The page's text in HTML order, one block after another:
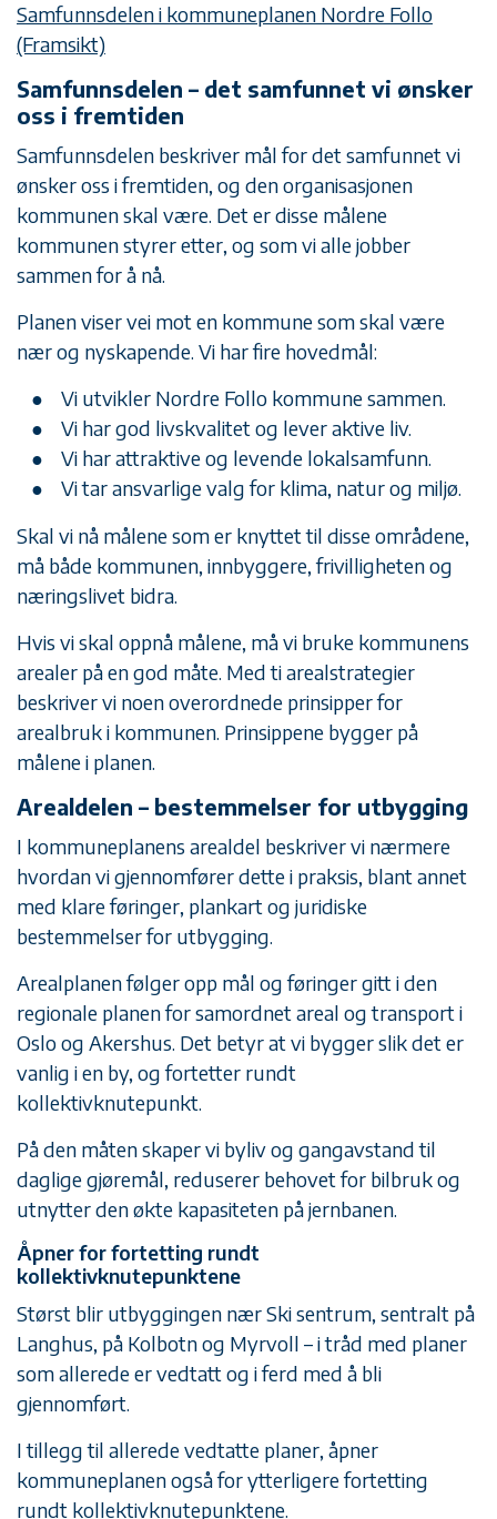
Samfunnsdelen i kommuneplanen Nordre Follo
(Framsikt)
Samfunnsdelen – det samfunnet vi ønsker
oss i fremtiden
Samfunnsdelen beskriver mål for det samfunnet vi
ønsker oss i fremtiden, og den organisasjonen
kommunen skal være. Det er disse målene
kommunen styrer etter, og som vi alle jobber
sammen for å nå.
Planen viser vei mot en kommune som skal være
nær og nyskapende. Vi har fire hovedmål:
Vi utvikler Nordre Follo kommune sammen.
Vi har god livskvalitet og lever aktive liv.
Vi har attraktive og levende lokalsamfunn.
Vi tar ansvarlige valg for klima, natur og miljø.
Skal vi nå målene som er knyttet til disse områdene,
må både kommunen, innbyggere, frivilligheten og
næringslivet bidra.
Hvis vi skal oppnå målene, må vi bruke kommunens
arealer på en god måte. Med ti arealstrategier
beskriver vi noen overordnede prinsipper for
arealbruk i kommunen. Prinsippene bygger på
målene i planen.
Arealdelen – bestemmelser for utbygging
I kommuneplanens arealdel beskriver vi nærmere
hvordan vi gjennomfører dette i praksis, blant annet
med klare føringer, plankart og juridiske
bestemmelser for utbygging.
Arealplanen følger opp mål og føringer gitt i den
regionale planen for samordnet areal og transport i
Oslo og Akershus. Det betyr at vi bygger slik det er
vanlig i en by, og fortetter rundt
kollektivknutepunkt.
På den måten skaper vi byliv og gangavstand til
daglige gjøremål, reduserer behovet for bilbruk og
utnytter den økte kapasiteten på jernbanen.
Åpner for fortetting rundt
kollektivknutepunktene
Størst blir utbyggingen nær Ski sentrum, sentralt på
Langhus, på Kolbotn og Myrvoll – i tråd med planer
som allerede er vedtatt og i ferd med å bli
gjennomført.
I tillegg til allerede vedtatte planer, åpner
kommuneplanen også for ytterligere fortetting
rundt kollektivknutepunktene.